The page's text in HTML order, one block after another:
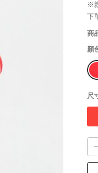
※
下
商
顏
尺